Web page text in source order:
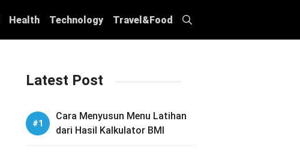
Health Technology Travel&Food
Latest Post
Cara Menyusun Menu Latihan
dari Hasil Kalkulator BMI